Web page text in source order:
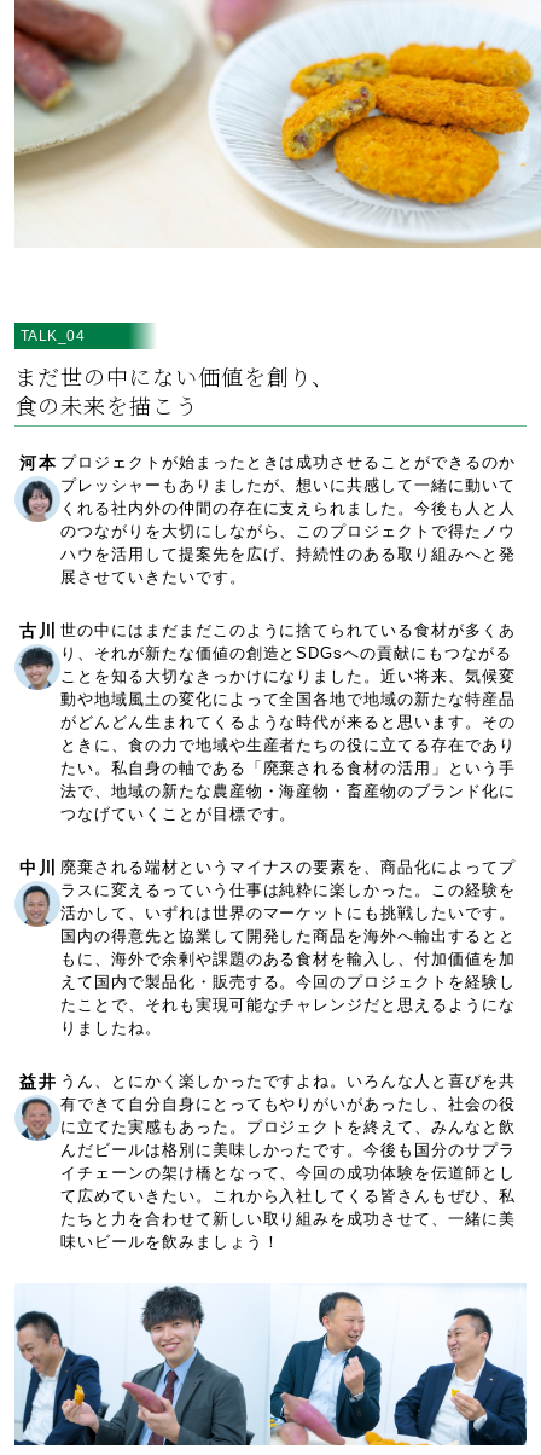
TALK_04
まだ世の中にない価値を創り、
食の未来を描こう
河本 プロジェクトが始まったときは成功させることができるのか
プレッシャーもありましたが、想いに共感して一緒に動いて
くれる社内外の仲間の存在に支えられました。今後も人と人
のつながりを大切にしながら、このプロジェクトで得たノウ
ハウを活用して提案先を広げ、持続性のある取り組みへと発
展させていきたいです。
古川 世の中にはまだまだこのように捨てられている食材が多くあ
り、それが新たな価値の創造とSDGsへの貢献にもつながる
ことを知る大切なきっかけになりました。近い将来、気候変
動や地域風土の変化によって全国各地で地域の新たな特産品
がどんどん生まれてくるような時代が来ると思います。その
ときに、食の力で地域や生産者たちの役に立てる存在であり
たい。私自身の軸である「廃棄される食材の活用」という手
法で、地域の新たな農産物・海産物・畜産物のブランド化に
つなげていくことが目標です。
中川
廃棄される端材というマイナスの要素を、商品化によってプ
ラスに変えるっていう仕事は純粋に楽しかった。この経験を
活かして、いずれは世界のマーケットにも挑戦したいです。
国内の得意先と協業して開発した商品を海外へ輸出するとと
もに、海外で余剰や課題のある食材を輸入し、付加価値を加
えて国内で製品化・販売する。今回のプロジェクトを経験し
たことで、それも実現可能なチャレンジだと思えるようにな
りましたね。
益井 うん、とにかく楽しかったですよね。いろんな人と喜びを共
有できて自分自身にとってもやりがいがあったし、社会の役
に立てた実感もあった。プロジェクトを終えて、みんなと飲
んだビールは格別に美味しかったです。今後も国分のサプラ
イチェーンの架け橋となって、今回の成功体験を伝道師とし
て広めていきたい。これから入社してくる皆さんもぜひ、私
たちと力を合わせて新しい取り組みを成功させて、一緒に美
味いビールを飲みましょう！